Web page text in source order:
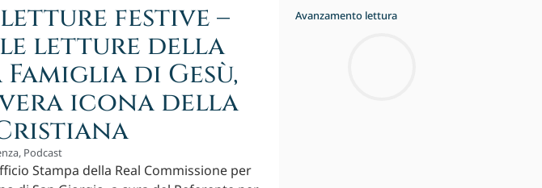
festive –
letture della
di Gesù,
vera icona della
, Podcast
Stampa della Real Commissione per
Avanzamento lettura